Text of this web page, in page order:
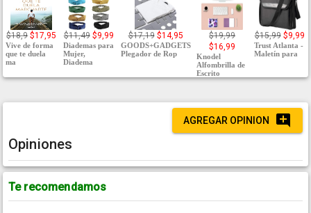
$18,9 $17,95
Vive de forma
que te duela
ma
$11,49 $9,99
Diademas para
Mujer,
Diadema
$17,19 $14,95
GOODS+GADGETS
Plegador de Rop
$19,99
$16,99
Knodel
Alfombrilla de
Escrito
$15,99 $9,99
Trust Atlanta -
Maletín para
AGREGAR OPINION
Opiniones
Te recomendamos